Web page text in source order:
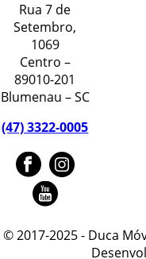
Rua 7 de
Setembro,
1069
Centro –
89010-201
Blumenau – SC
(47) 3322-0005
© 2017-2025 - Duca